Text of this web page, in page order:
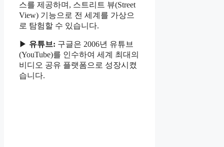
스를 제공하며, 스트리트 뷰(Street
View) 기능으로 전 세계를 가상으
로 탐험할 수 있습니다.
▶ 유튜브: 구글은 2006년 유튜브
(YouTube)를 인수하여 세계 최대의
비디오 공유 플랫폼으로 성장시켰
습니다.